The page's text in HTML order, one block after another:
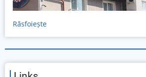
Răsfoiește